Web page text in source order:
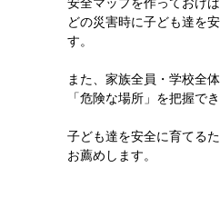
安全マップを作っておけ
どの災害時に子ども達を
す。
また、家族全員・学校全
「危険な場所」を把握でき
子ども達を安全に育てる
お薦めします。